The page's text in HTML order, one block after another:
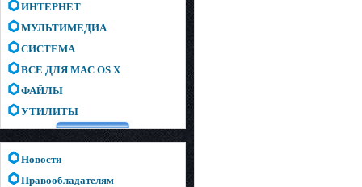
ИНТЕРНЕТ
МУЛЬТИМЕДИА
СИСТЕМА
ВСЕ ДЛЯ MAC OS X
ФАЙЛЫ
УТИЛИТЫ
Новости
Правообладателям